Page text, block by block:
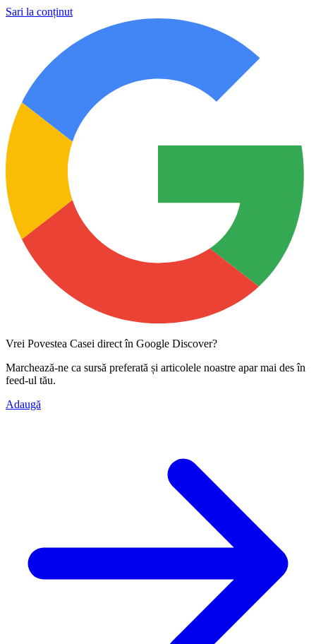
Sari la conținut
Vrei Povestea Casei direct în Google Discover?
Marchează-ne ca sursă preferată și articolele noastre apar mai des în
feed-ul tău.
Adaugă